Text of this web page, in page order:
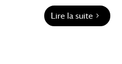
Lire la suite